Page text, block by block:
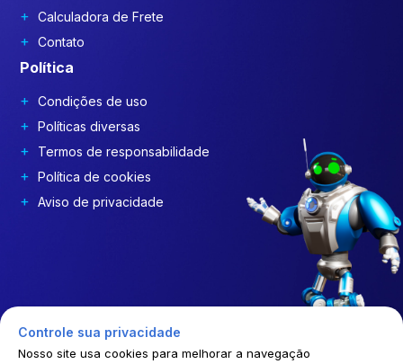
Calculadora de Frete
Contato
Política
Condições de uso
Políticas diversas
Termos de responsabilidade
Política de cookies
Aviso de privacidade
Controle sua privacidade
Nosso site usa cookies para melhorar a navegação